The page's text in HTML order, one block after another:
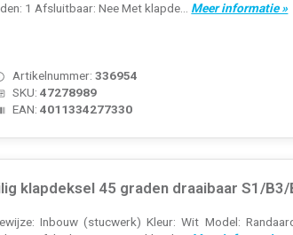
1 Afsluitbaar: Nee Met klapde... Meer informatie »
Artikelnummer:336954
SKU:47278989
EAN:4011334277330
klapdeksel 45 graden draaibaar S1/B3/
Inbouw (stucwerk) Kleur: Wit Model: